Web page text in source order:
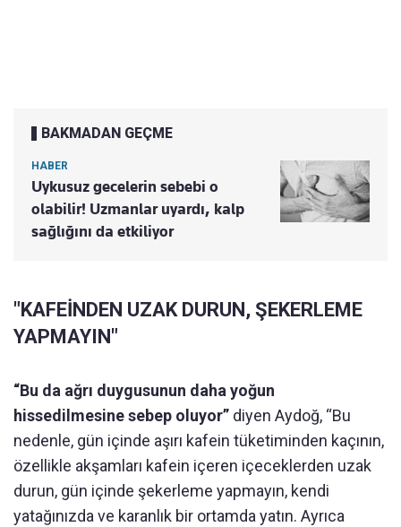
BAKMADAN GEÇME
HABER
Uykusuz gecelerin sebebi o
olabilir! Uzmanlar uyardı, kalp
sağlığını da etkiliyor
"KAFEİNDEN UZAK DURUN, ŞEKERLEME
YAPMAYIN"
“Bu da ağrı duygusunun daha yoğun
hissedilmesine sebep oluyor” diyen Aydoğ, “Bu
nedenle, gün içinde aşırı kafein tüketiminden kaçının,
özellikle akşamları kafein içeren içeceklerden uzak
durun, gün içinde şekerleme yapmayın, kendi
yatağınızda ve karanlık bir ortamda yatın. Ayrıca